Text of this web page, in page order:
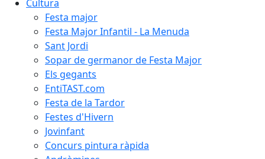
Cultura
Festa major
Festa Major Infantil - La Menuda
Sant Jordi
Sopar de germanor de Festa Major
Els gegants
EntiTAST.com
Festa de la Tardor
Festes d'Hivern
Jovinfant
Concurs pintura ràpida